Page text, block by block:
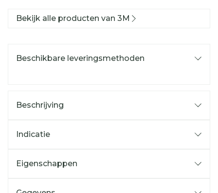
Bekijk alle producten van 3M
Beschikbare leveringsmethoden
Beschrijving
Indicatie
Eigenschappen